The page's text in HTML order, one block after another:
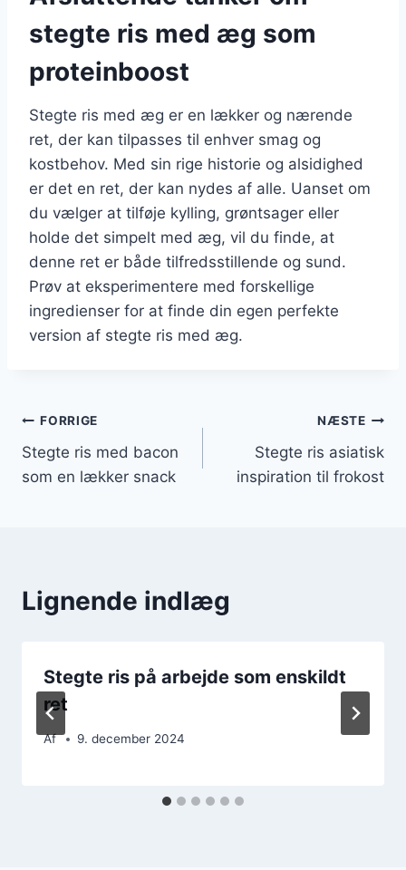
stegte ris med æg som
proteinboost
Stegte ris med æg er en lækker og nærende
ret, der kan tilpasses til enhver smag og
kostbehov. Med sin rige historie og alsidighed
er det en ret, der kan nydes af alle. Uanset om
du vælger at tilføje kylling, grøntsager eller
holde det simpelt med æg, vil du finde, at
denne ret er både tilfredsstillende og sund.
Prøv at eksperimentere med forskellige
ingredienser for at finde din egen perfekte
version af stegte ris med æg.
Indlægsnavigation
FORRIGE
Stegte ris med bacon
som en lækker snack
NÆSTE
Stegte ris asiatisk
inspiration til frokost
Lignende indlæg
Stegte ris på arbejde som enskildt
ret
Af 9. december 2024